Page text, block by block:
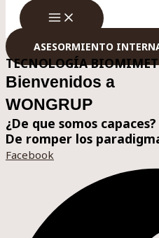
ASESORMIENTO
TECNOLOGÍA
Bienvenidos a
WONGRUP
¿De que somos capaces?
De romper los
Facebook